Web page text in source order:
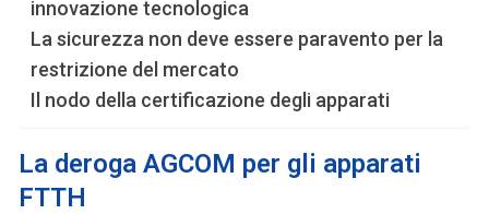
innovazione tecnologica
La sicurezza non deve essere paravento per la
restrizione del mercato
Il nodo della certificazione degli apparati
La deroga AGCOM per gli apparati
FTTH